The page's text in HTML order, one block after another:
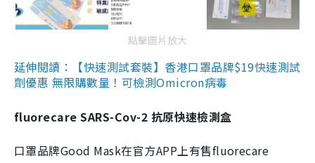
點擊圖片放大
延伸閱讀：【快速測試套裝】香港口罩品牌$19快速測試
劑優惠 無限購數量！可檢測Omicron病毒
fluorecare SARS-Cov-2 抗原快速檢測盒
口罩品牌Good Mask在官方APP上有售fluorecare